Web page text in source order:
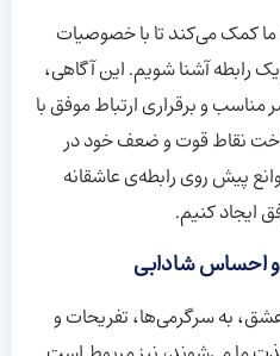
کمک می‌کند تا با خصوصیات
رابطه آشنا شویم. این آگاهی،
و برقراری ارتباط موفق با
نقاط قوت و ضعف خود در
پیش روی رابطه‌ی عاشقانه
ایجاد کنیم.
و احساس شادابی
به سرگرمی‌ها، تفریحات و